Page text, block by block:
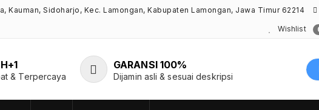
Kauman, Sidoharjo, Kec. Lamongan, Kabupaten Lamongan, Jawa Timur 62214
Wishlist
& Terpercaya
GARANSI 100%
Dijamin asli & sesuai deskripsi